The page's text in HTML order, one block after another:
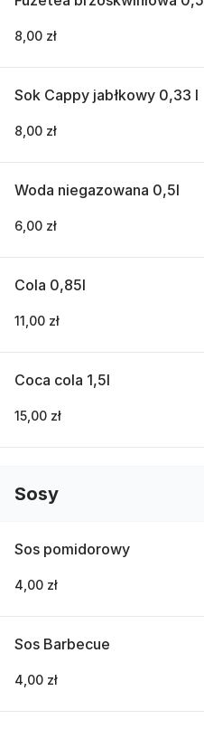
8,00 zł
Sok Cappy jabłkowy 0,33 l
8,00 zł
Woda niegazowana 0,5l
6,00 zł
Cola 0,85l
11,00 zł
Coca cola 1,5l
15,00 zł
Sosy
Sos pomidorowy
4,00 zł
Sos Barbecue
4,00 zł